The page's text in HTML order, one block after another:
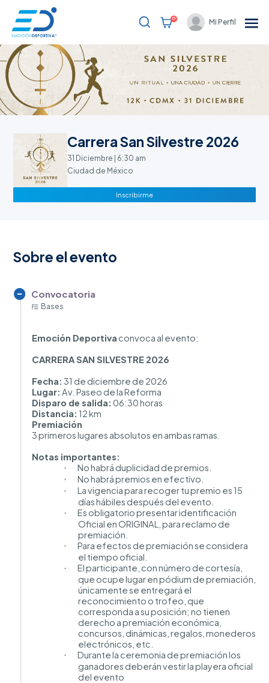
0 Mi Perfil
Bienvenido
Eventos
Resultados
Blog
Soporte al cliente
Partners
Carrera San Silvestre 2026
31 Diciembre | 6:30 am
Ciudad de México
Inscribirme
Sobre el evento
Convocatoria
Bases
Emoción Deportiva convoca al evento:
CARRERA SAN SILVESTRE 2026
Fecha: 31 de diciembre de 2026
Lugar: Av. Paseo de la Reforma
Disparo de salida: 06:30 horas
Distancia: 12 km
Premiación
3 primeros lugares absolutos en ambas ramas.
Notas importantes:
· No habrá duplicidad de premios.
· No habrá premios en efectivo.
·
La vigencia para recoger tu premio es 15
días hábiles después del evento.
·
Es obligatorio presentar identificación
Oficial en ORIGINAL, para reclamo de
premiación.
·
Para efectos de premiación se considera
el tiempo oficial.
·
El participante, con número de cortesía,
que ocupe lugar en pódium de premiación,
únicamente se entregará el
reconocimiento o trofeo, que
corresponda a su posición; no tienen
derecho a premiación económica,
concursos, dinámicas, regalos, monederos
electrónicos, etc.
·
Durante la ceremonia de premiación los
ganadores deberán vestir la playera oficial
del evento